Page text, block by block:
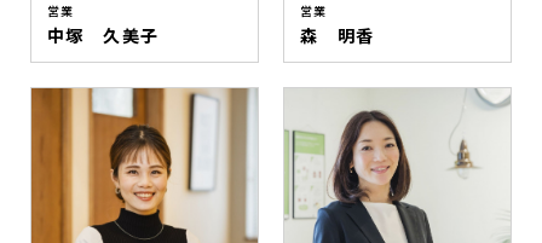
営業
中塚 久美子
営業
森 明香